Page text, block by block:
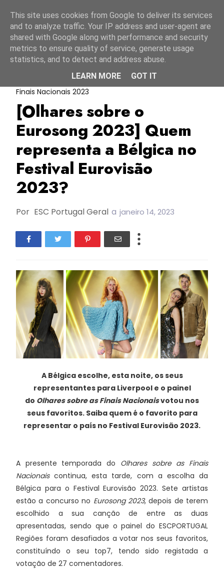
Eurosong 2023
Olhares Sobre As
Finais Nacionais 2023
[Olhares sobre o
Eurosong 2023] Quem
representa a Bélgica no
Festival Eurovisão
2023?
Por ESC Portugal Geral a janeiro 14, 2023
A Bélgica escolhe, esta noite, os seus
representantes para Liverpool e o painel
do Olhares sobre as Finais Nacionaisvotou nos
seus favoritos. Saiba quem é o favorito para
representar o país no Festival Eurovisão 2023.
A presente temporada do Olhares sobre as Finais
Nacionaiscontinua, esta tarde, com a escolha da
Bélgica para o Festival Eurovisão 2023. Sete artistas
estão a concurso no Eurosong 2023, depois de terem
escolhido a sua canção de entre as duas
apresentadas, sendo que o painel do ESCPORTUGAL
Regiões foram desafiados a votar nos seus favoritos,
constituíndo o seu top7, tendo sido registada a
votação de 27 comentadores.
This site uses cookies from Google to deliver its services
and to analyze traffic. Your IP address and user-agent are
shared with Google along with performance and security
metrics to ensure quality of service, generate usage
statistics, and to detect and address abuse.
LEARN MORE
GOT IT